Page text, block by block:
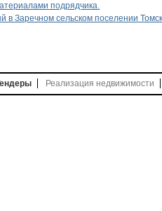
подрядчика.
Заречном сельском поселении
Реализация недвижимости